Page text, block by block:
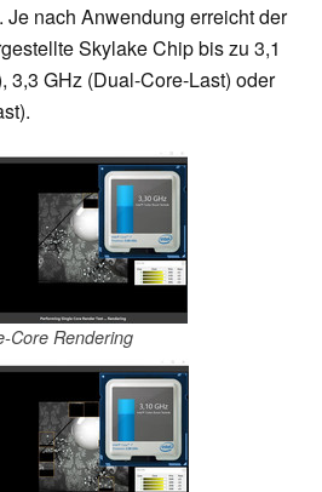
Je nach Anwendung erreicht der
Skylake Chip bis zu 3,1
3,3 GHz (Dual-Core-Last) oder
Core Rendering